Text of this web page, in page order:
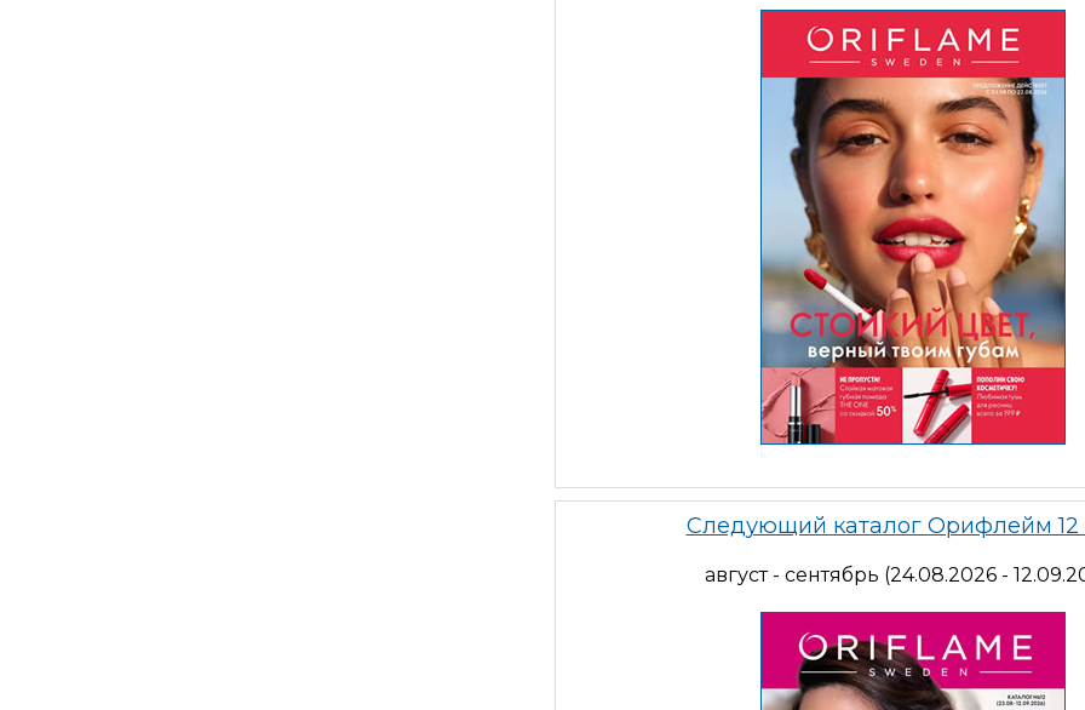
Следующий каталог Орифлейм 12
август - сентябрь (24.08.2026 -